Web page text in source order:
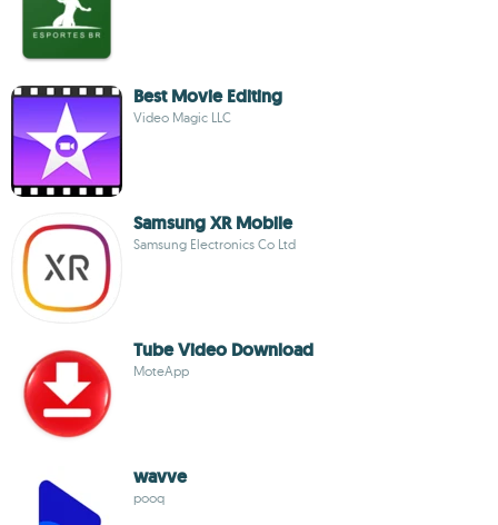
Best Movie Editing
Video Magic LLC
Samsung XR Mobile
Samsung Electronics Co Ltd
Tube Video Download
MoteApp
wavve
pooq